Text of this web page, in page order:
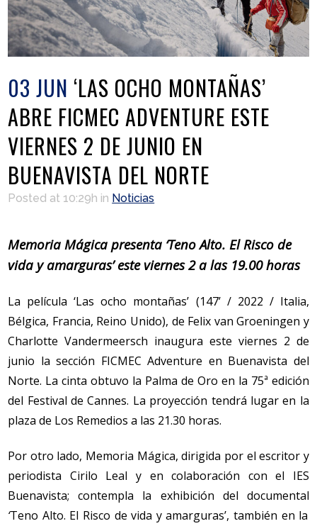
03 JUN ‘LAS OCHO MONTAÑAS’
ABRE FICMEC ADVENTURE ESTE
VIERNES 2 DE JUNIO EN
BUENAVISTA DEL NORTE
Posted at 10:29h in Noticias
Memoria Mágica presenta ‘Teno Alto. El Risco de
vida y amarguras’ este viernes 2 a las 19.00 horas
La película ‘Las ocho montañas’ (147’ / 2022 / Italia,
Bélgica, Francia, Reino Unido), de Felix van Groeningen y
Charlotte Vandermeersch inaugura este viernes 2 de
junio la sección FICMEC Adventure en Buenavista del
Norte. La cintaobtuvo la Palma de Oro en la 75ª edición
del Festival de Cannes. La proyección tendrá lugar en la
plaza de Los Remedios a las 21.30 horas.
Por otro lado, Memoria Mágica, dirigida por el escritor y
periodista Cirilo Leal y en colaboración con el IES
Buenavista; contempla la exhibición del documental
‘Teno Alto. El Risco de vida y amarguras’, también en la